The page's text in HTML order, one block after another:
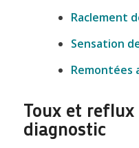
Raclement
Sensation
Remontées
Toux et
diagnostic